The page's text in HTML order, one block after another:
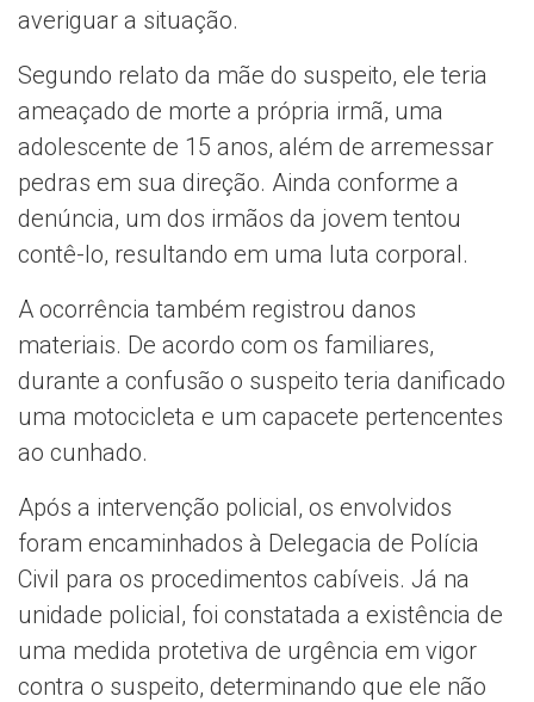
averiguar a situação.
Segundo relato da mãe do suspeito, ele teria
ameaçado de morte a própria irmã, uma
adolescente de 15 anos, além de arremessar
pedras em sua direção. Ainda conforme a
denúncia, um dos irmãos da jovem tentou
contê-lo, resultando em uma luta corporal.
A ocorrência também registrou danos
materiais. De acordo com os familiares,
durante a confusão o suspeito teria danificado
uma motocicleta e um capacete pertencentes
ao cunhado.
Após a intervenção policial, os envolvidos
foram encaminhados à Delegacia de Polícia
Civil para os procedimentos cabíveis. Já na
unidade policial, foi constatada a existência de
uma medida protetiva de urgência em vigor
contra o suspeito, determinando que ele não